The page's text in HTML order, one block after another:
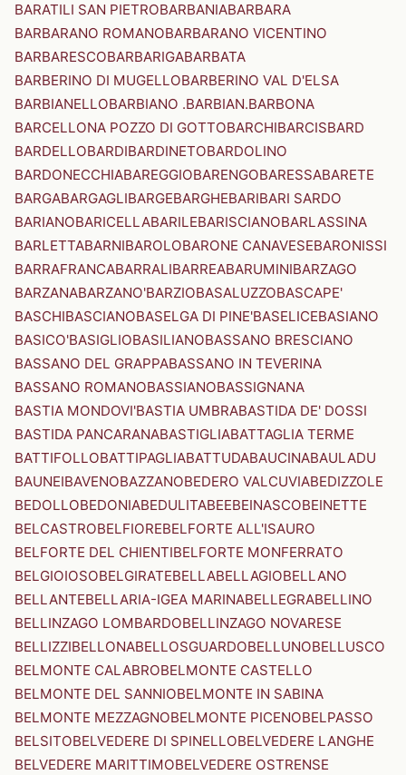
BARATILI SAN PIETROBARBANIABARBARA
BARBARANO ROMANOBARBARANO VICENTINO
BARBARESCOBARBARIGABARBATA
BARBERINO DI MUGELLOBARBERINO VAL D'ELSA
BARBIANELLOBARBIANO .BARBIAN.BARBONA
BARCELLONA POZZO DI GOTTOBARCHIBARCISBARD
BARDELLOBARDIBARDINETOBARDOLINO
BARDONECCHIABAREGGIOBARENGOBARESSABARETE
BARGABARGAGLIBARGEBARGHEBARIBARI SARDO
BARIANOBARICELLABARILEBARISCIANOBARLASSINA
BARLETTABARNIBAROLOBARONE CANAVESEBARONISSI
BARRAFRANCABARRALIBARREABARUMINIBARZAGO
BARZANABARZANO'BARZIOBASALUZZOBASCAPE'
BASCHIBASCIANOBASELGA DI PINE'BASELICEBASIANO
BASICO'BASIGLIOBASILIANOBASSANO BRESCIANO
BASSANO DEL GRAPPABASSANO IN TEVERINA
BASSANO ROMANOBASSIANOBASSIGNANA
BASTIA MONDOVI'BASTIA UMBRABASTIDA DE' DOSSI
BASTIDA PANCARANABASTIGLIABATTAGLIA TERME
BATTIFOLLOBATTIPAGLIABATTUDABAUCINABAULADU
BAUNEIBAVENOBAZZANOBEDERO VALCUVIABEDIZZOLE
BEDOLLOBEDONIABEDULITABEEBEINASCOBEINETTE
BELCASTROBELFIOREBELFORTE ALL'ISAURO
BELFORTE DEL CHIENTIBELFORTE MONFERRATO
BELGIOIOSOBELGIRATEBELLABELLAGIOBELLANO
BELLANTEBELLARIA-IGEA MARINABELLEGRABELLINO
BELLINZAGO LOMBARDOBELLINZAGO NOVARESE
BELLIZZIBELLONABELLOSGUARDOBELLUNOBELLUSCO
BELMONTE CALABROBELMONTE CASTELLO
BELMONTE DEL SANNIOBELMONTE IN SABINA
BELMONTE MEZZAGNOBELMONTE PICENOBELPASSO
BELSITOBELVEDERE DI SPINELLOBELVEDERE LANGHE
BELVEDERE MARITTIMOBELVEDERE OSTRENSE